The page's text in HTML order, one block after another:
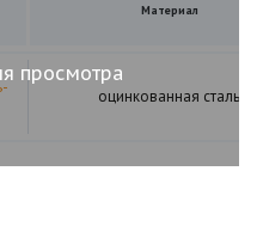
Материал
оцинкованная сталь
просмотра